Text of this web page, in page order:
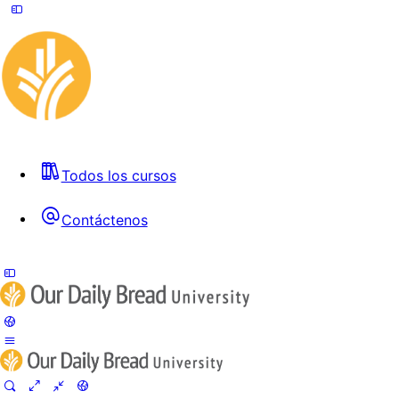
Todos los cursos
Contáctenos
Side
Panel